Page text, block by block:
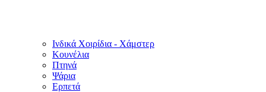
Ινδικά Χοιρίδια - Χάμστερ
Κουνέλια
Πτηνά
Ψάρια
Ερπετά